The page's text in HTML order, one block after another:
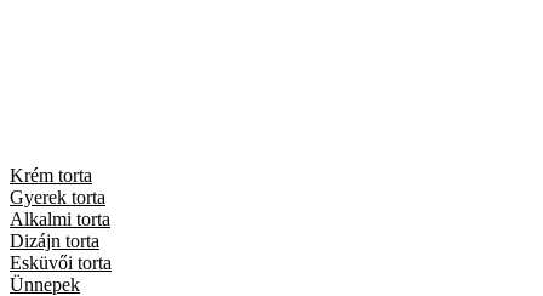
Krém torta
Gyerek torta
Alkalmi torta
Dizájn torta
Esküvői torta
Ünnepek